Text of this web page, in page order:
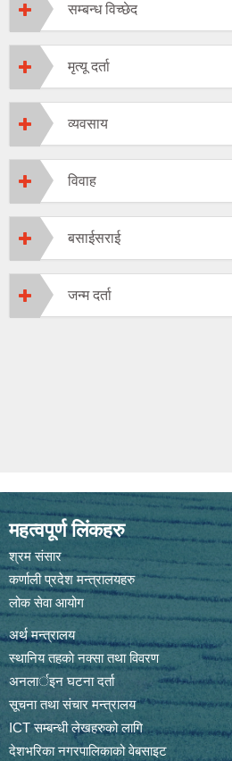
सम्बन्ध विच्छेद
मृत्यू दर्ता
व्यवसाय
विवाह
बसाईसराई
जन्म दर्ता
महत्वपूर्ण लिंकहरु
श्रम संसार
कर्णाली प्रदेश मन्त्रालयहरु
लोक सेवा आयोग
अर्थ मन्त्रालय
स्थानिय तहकाे नक्सा तथा विवरण
अनलार्इन घटना दर्ता
सूचना तथा संचार मन्त्रालय
ICT सम्बन्धी लेखहरुको लागि
देशभरिका नगरपालिकाको वेबसाइट